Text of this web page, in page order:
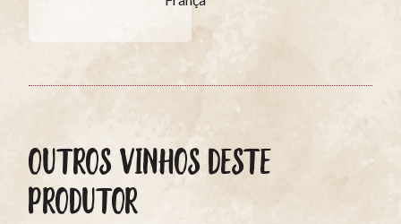
OUTROS VINHOS DESTE
PRODUTOR